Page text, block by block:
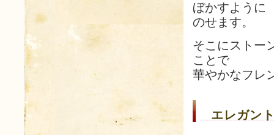
ぼかすように
のせます。
そこにストー
ことで
華やかなフレ
エレガン